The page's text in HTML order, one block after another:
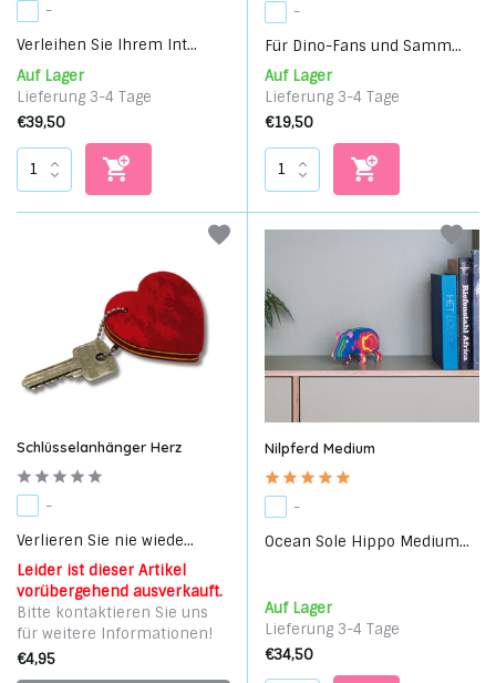
-
Verleihen Sie Ihrem Int...
Auf Lager
Lieferung 3-4 Tage
€39,50
-
Für Dino-Fans und Samm...
Auf Lager
Lieferung 3-4 Tage
€19,50
Schlüsselanhänger Herz
-
Verlieren Sie nie wiede...
Leider ist dieser Artikel
vorübergehend ausverkauft.
Bitte kontaktieren Sie uns
für weitere Informationen!
€4,95
Nilpferd Medium
-
Ocean Sole Hippo Medium...
Auf Lager
Lieferung 3-4 Tage
€34,50